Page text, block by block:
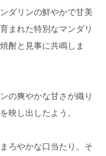
ダリンの鮮やかで甘美
まれた特別なマンダリ
酎と見事に共鳴しま
の爽やかな甘さが織り
映し出したよう。
ろやかな口当たり。そ